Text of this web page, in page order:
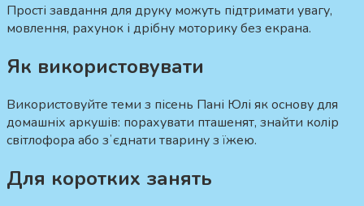
Прості завдання для друку можуть підтримати увагу,
мовлення, рахунок і дрібну моторику без екрана.
Як використовувати
Використовуйте теми з пісень Пані Юлі як основу для
домашніх аркушів: порахувати пташенят, знайти колір
світлофора або зʼєднати тварину з їжею.
Для коротких занять